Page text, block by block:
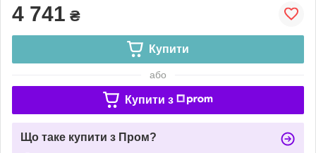
4 741 ₴
Купити
або
Купити з
Що таке купити з Пром?